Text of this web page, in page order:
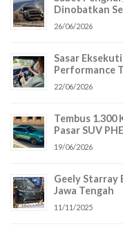
Dinobatkan
26/06/2026
Sasar
Performance
22/06/2026
Tembus 1.300
Pasar SUV
19/06/2026
Geely Starray
Jawa Tengah
11/11/2025